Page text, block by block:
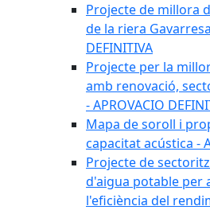
Projecte de millora
de la riera
DEFINITIVA
Projecte per la
amb renovació,
- APROVACIO
Mapa de soroll i
capacitat acústica -
Projecte de
d'aigua potable per
l'eficiència del